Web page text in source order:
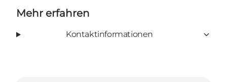
Mehr erfahren
Kontaktinformationen